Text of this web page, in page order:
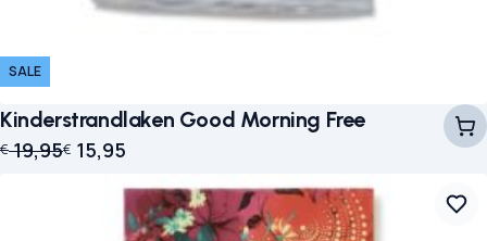
SALE
Kinderstrandlaken Good Morning Free
€19,95
Oorspronkelijke prijs was: € 19,95.
€ 15,95
Huidige prijs is: € 15,95.